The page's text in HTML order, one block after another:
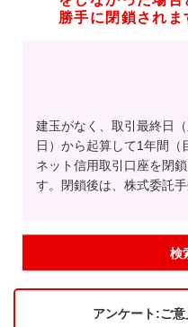
勝手に閉鎖されま
建玉がなく、取引最終日
日）から起算して1年間（
ネット信用取引口座を閉
す。閉鎖後は、株式委託
検
アンケート:ご